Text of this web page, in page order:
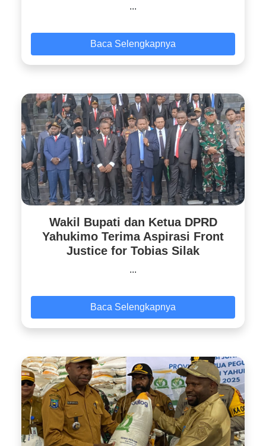
...
Baca Selengkapnya
Wakil Bupati dan Ketua DPRD
Yahukimo Terima Aspirasi Front
Justice for Tobias Silak
...
Baca Selengkapnya